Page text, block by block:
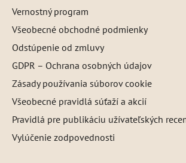
Vernostný program
Všeobecné obchodné podmienky
Odstúpenie od zmluvy
GDPR – Ochrana osobných údajov
Zásady používania súborov cookie
Všeobecné pravidlá súťaží a akcií
Pravidlá pre publikáciu užívateľských
Vylúčenie zodpovednosti